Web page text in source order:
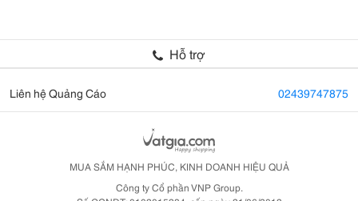
Hỗ trợ
Liên hệ Quảng Cáo 02439747875
MUA SẮM HẠNH PHÚC, KINH DOANH HIỆU QUẢ
Công ty Cổ phần VNP Group.